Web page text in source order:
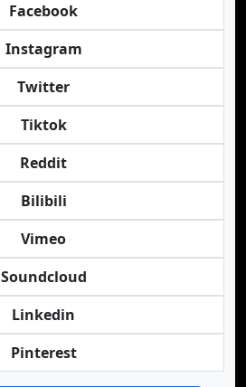
Facebook
Instagram
Twitter
Tiktok
Reddit
Bilibili
Vimeo
Soundcloud
Linkedin
Pinterest